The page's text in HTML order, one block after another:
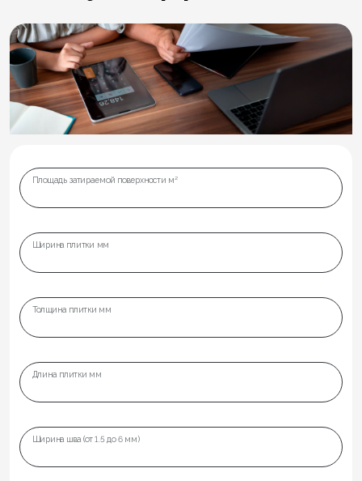
Площадь затираемой поверхности м²
Ширина плитки мм
Толщина плитки мм
Длина плитки мм
Ширина шва (от 1.5 до 6 мм)